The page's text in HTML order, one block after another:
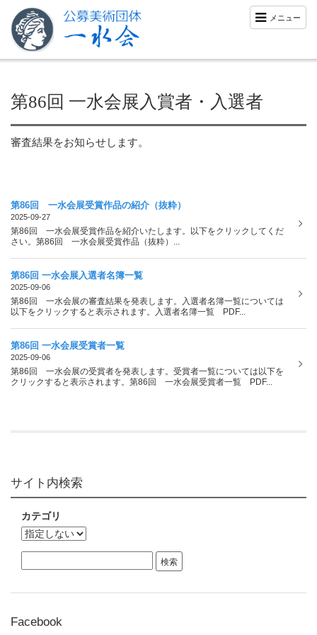
メニュー
第86回 一水会展入賞者・入選者
審査結果をお知らせします。
第86回 一水会展受賞作品の紹介（抜粋）
2025-09-27
第86回 一水会展受賞作品を紹介いたします。以下をクリックしてくだ
さい。第86回 一水会展受賞作品（抜粋）...
第86回 一水会展入選者名簿一覧
2025-09-06
第86回 一水会展の審査結果を発表します。入選者名簿一覧については
以下をクリックすると表示されます。入選者名簿一覧 PDF...
第86回 一水会展受賞者一覧
2025-09-06
第86回 一水会展の受賞者を発表します。受賞者一覧については以下を
クリックすると表示されます。第86回 一水会展受賞者一覧 PDF...
サイト内検索
カテゴリ
Facebook